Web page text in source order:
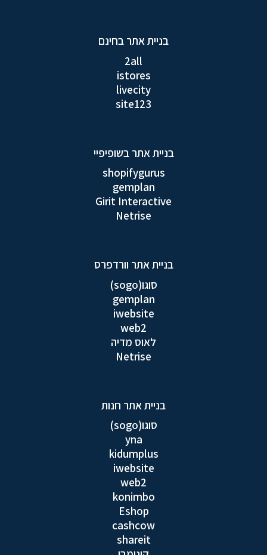
בניית אתר בחינם
2all
istores
livecity
site123
בניית אתר בשופיפיי
shopifygurus
gemplan
Girit Interactive
Netrise
בניית אתר וורדפרס
סוגו(sogo)
gemplan
iwebsite
web2
לאוס מדיה
Netrise
בניית אתר חנות
סוגו(sogo)
yna
kidumplus
iwebsite
web2
konimbo
Eshop
cashcow
shareit